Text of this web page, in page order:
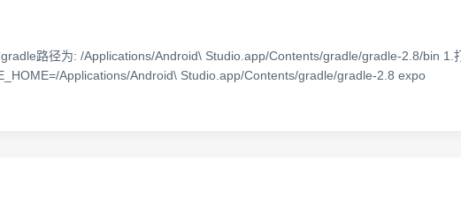
路径为: /Applications/Android\ Studio.app/Contents/gradle/gradle-2.8/bin
Applications/Android\ Studio.app/Contents/gradle/gradle-2.8 expo